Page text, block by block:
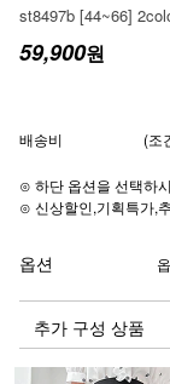
st8497b [44~66]
59,900원
배송비 (조
⊙ 하단 옵션을 선택하
⊙ 신상할인,기획특가,
옵션
추가 구성 상품